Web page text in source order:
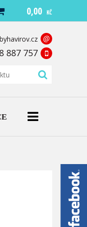
0,00 KČ
@
887 757